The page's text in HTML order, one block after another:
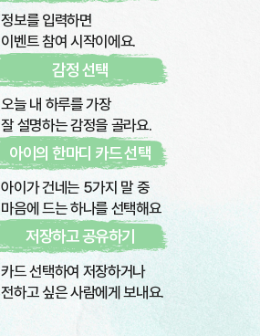
정보를 입력하면
이벤트 참여 시작이에요.
감정 선택
오늘 내 하루를 가장
잘 설명하는 감정을 골라요.
아이의 한마디 카드 선택
아이가 건네는 5가지 말 중
마음에 드는 하나를 선택해요
저장하고 공유하기
카드 선택하여 저장하거나
전하고 싶은 사람에게 보내요.